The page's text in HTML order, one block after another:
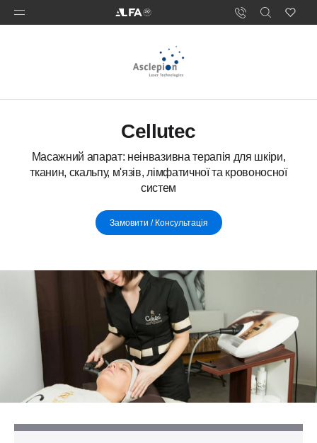
Cellutec
Масажний апарат: неінвазивна терапія для шкіри,
тканин, скальпу, м'язів, лімфатичної та кровоносної
систем
Замовити / Консультація